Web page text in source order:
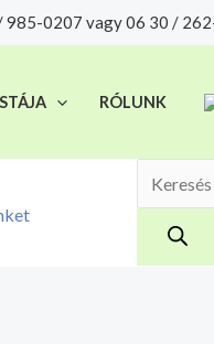
985-0207 vagy 06 30 /
RÓLUNK
Products
search
felelősségre adjuk